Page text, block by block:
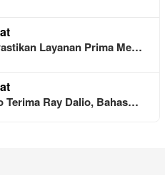
Layanan Prima Me…
Terima Ray Dalio, Bahas…